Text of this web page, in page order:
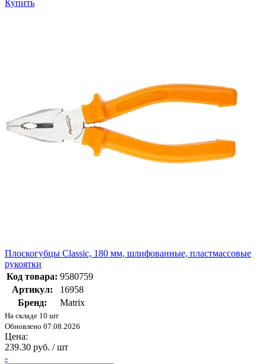
Купить
Плоскогубцы Classic, 180 мм, шлифованные, пластмассовые
рукоятки
Код товара: 9580759
Артикул:
16958
Бренд:
Matrix
На складе 10 шт
Обновлено 07.08.2026
Цена:
239.30 руб. / шт
-